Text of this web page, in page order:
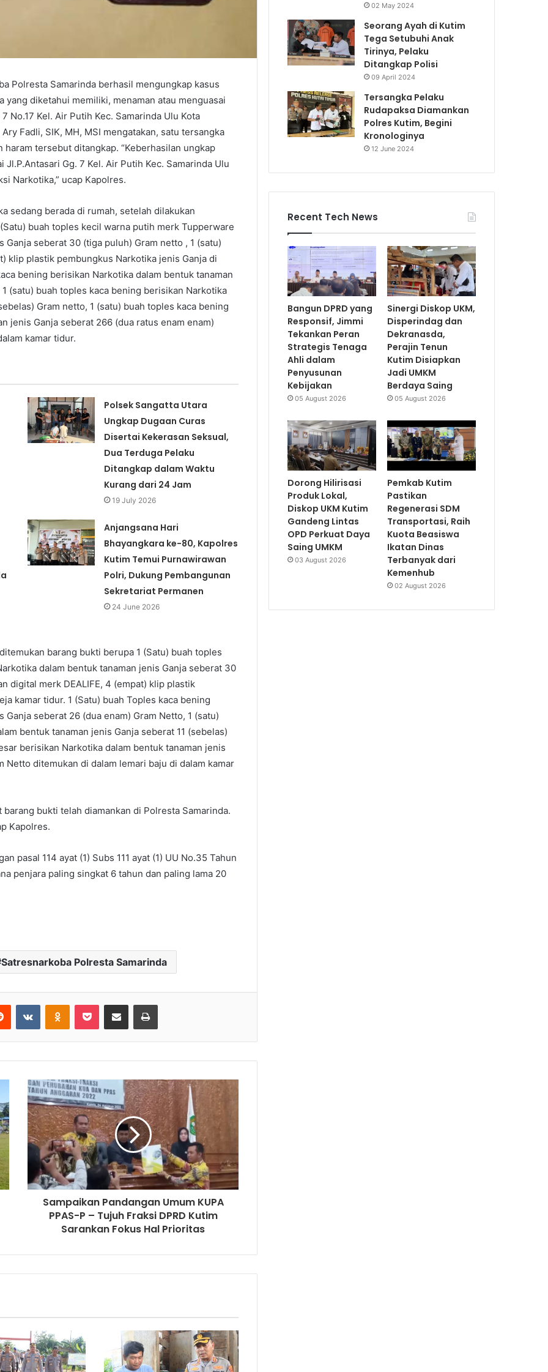
Polresta Samarinda berhasil mengungkap kasus
diketahui memiliki, menaman atau menguasai
No.17 Kel. Air Putih Kec. Samarinda Ulu Kota
Fadli, SIK, MH, MSI mengatakan, satu tersangka
tersebut ditangkap. “Keberhasilan ungkap
Gg. 7 Kel. Air Putih Kec. Samarinda Ulu
Narkotika,” ucap Kapolres.
sedang berada di rumah, setelah dilakukan
buah toples kecil warna putih merk Tupperware
seberat 30 (tiga puluh) Gram netto , 1 (satu)
klip plastik pembungkus Narkotika jenis Ganja di
bening berisikan Narkotika dalam bentuk tanaman
(satu) buah toples kaca bening berisikan Narkotika
Gram netto, 1 (satu) buah toples kaca bening
jenis Ganja seberat 266 (dua ratus enam enam)
kamar tidur.
Polsek Sangatta Utara
Ungkap Dugaan Curas
Disertai Kekerasan Seksual,
Dua Terduga Pelaku
Ditangkap dalam Waktu
Kurang dari 24 Jam
19 July 2026
Anjangsana Hari
Bhayangkara ke-80, Kapolres
Kutim Temui Purnawirawan
Polri, Dukung Pembangunan
Sekretariat Permanen
24 June 2026
barang bukti berupa 1 (Satu) buah toples
dalam bentuk tanaman jenis Ganja seberat 30
digital merk DEALIFE, 4 (empat) klip plastik
kamar tidur. 1 (Satu) buah Toples kaca bening
seberat 26 (dua enam) Gram Netto, 1 (satu)
bentuk tanaman jenis Ganja seberat 11 (sebelas)
berisikan Narkotika dalam bentuk tanaman jenis
Netto ditemukan di dalam lemari baju di dalam kamar
bukti telah diamankan di Polresta Samarinda.
Kapolres.
pasal 114 ayat (1) Subs 111 ayat (1) UU No.35 Tahun
penjara paling singkat 6 tahun dan paling lama 20
Satresnarkoba Polresta Samarinda
Sampaikan Pandangan Umum KUPA
PPAS-P – Tujuh Fraksi DPRD Kutim
Sarankan Fokus Hal Prioritas
02 May 2024
Seorang Ayah di Kutim
Tega Setubuhi Anak
Tirinya, Pelaku
Ditangkap Polisi
09 April 2024
Tersangka Pelaku
Rudapaksa Diamankan
Polres Kutim, Begini
Kronologinya
12 June 2024
Recent Tech News
Bangun DPRD yang
Responsif, Jimmi
Tekankan Peran
Strategis Tenaga
Ahli dalam
Penyusunan
Kebijakan
05 August 2026
Sinergi Diskop UKM,
Disperindag dan
Dekranasda,
Perajin Tenun
Kutim Disiapkan
Jadi UMKM
Berdaya Saing
05 August 2026
Dorong Hilirisasi
Produk Lokal,
Diskop UKM Kutim
Gandeng Lintas
OPD Perkuat Daya
Saing UMKM
03 August 2026
Pemkab Kutim
Pastikan
Regenerasi SDM
Transportasi, Raih
Kuota Beasiswa
Ikatan Dinas
Terbanyak dari
Kemenhub
02 August 2026